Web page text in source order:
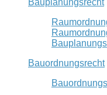
Bauordnungsrecht